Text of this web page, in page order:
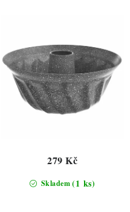
Skladem(1 ks)
279 Kč